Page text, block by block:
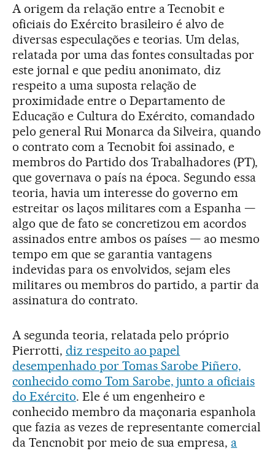
A origem da relação entre a Tecnobit e
oficiais do Exército brasileiro é alvo de
diversas especulações e teorias. Um delas,
relatada por uma das fontes consultadas por
este jornal e que pediu anonimato, diz
respeito a uma suposta relação de
proximidade entre o Departamento de
Educação e Cultura do Exército, comandado
pelo general Rui Monarca da Silveira, quando
o contrato com a Tecnobit foi assinado, e
membros do Partido dos Trabalhadores (PT),
que governava o país na época. Segundo essa
teoria, havia um interesse do governo em
estreitar os laços militares com a Espanha —
algo que de fato se concretizou em acordos
assinados entre ambos os países — ao mesmo
tempo em que se garantia vantagens
indevidas para os envolvidos, sejam eles
militares ou membros do partido, a partir da
assinatura do contrato.
A segunda teoria, relatada pelo próprio
Pierrotti, diz respeito ao papel
desempenhado por Tomas Sarobe Piñero,
conhecido como Tom Sarobe, junto a oficiais
do Exército. Ele é um engenheiro e
conhecido membro da maçonaria espanhola
que fazia as vezes de representante comercial
da Tencnobit por meio de sua empresa, a